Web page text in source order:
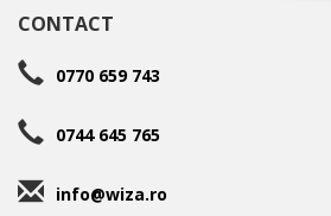
CONTACT
0770 659 743
0744 645 765
info@wiza.ro